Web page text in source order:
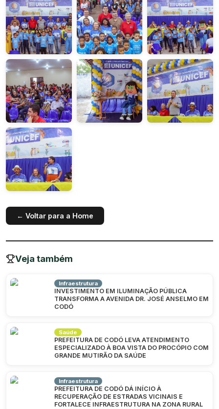
← Voltar para a Home
Veja também
Infraestrutura
INVESTIMENTO EM ILUMINAÇÃO PÚBLICA
TRANSFORMA A AVENIDA DR. JOSÉ ANSELMO EM
CODÓ
Saúde
PREFEITURA DE CODÓ LEVA ATENDIMENTO
ESPECIALIZADO À BOA VISTA DO PROCÓPIO COM
GRANDE MUTIRÃO DA SAÚDE
Infraestrutura
PREFEITURA DE CODÓ DÁ INÍCIO À
RECUPERAÇÃO DE ESTRADAS VICINAIS E
FORTALECE INFRAESTRUTURA NA ZONA RURAL